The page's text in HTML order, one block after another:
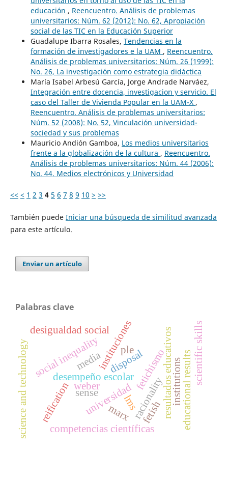
educación , Reencuentro. Análisis de problemas
universitarios: Núm. 62 (2012): No. 62, Apropiación
social de las TIC en la Educación Superior
Guadalupe Ibarra Rosales, Tendencias en la
formación de investigadores e la UAM , Reencuentro.
Análisis de problemas universitarios: Núm. 26 (1999):
No. 26, La investigación como estrategia didáctica
María Isabel Arbesú García, Jorge Andrade Narváez,
Integración entre docencia, investigacion y servicio. El
caso del Taller de Vivienda Popular en la UAM-X ,
Reencuentro. Análisis de problemas universitarios:
Núm. 52 (2008): No. 52, Vinculación universidad-
sociedad y sus problemas
Mauricio Andión Gamboa, Los medios universitarios
frente a la globalización de la cultura , Reencuentro.
Análisis de problemas universitarios: Núm. 44 (2006):
No. 44, Medios electrónicos y Universidad
<< < 1 2 3 4 5 6 7 8 9 10 > >>
También puede Iniciar una búsqueda de similitud avanzada
para este artículo.
Enviar un artículo
Palabras clave
universidad
fetichismoresultados educativos
desempeño escolar
social inequality
desigualdad social
racionality
weber institutions
instituciones
fetish
disposal
reification marx educational results
media
science and technology scientific skills
competencias científicas
ple
lms
sense